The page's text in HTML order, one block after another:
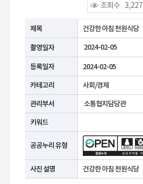
조회수 3,227
제목 건강한 아침 천원식당
촬영일자 2024-02-05
등록일자 2024-02-05
카테고리 사회/경제
관리부서 소통협치담당관
키워드
공공누리 유형
사진 설명 건강한 아침 천원식당